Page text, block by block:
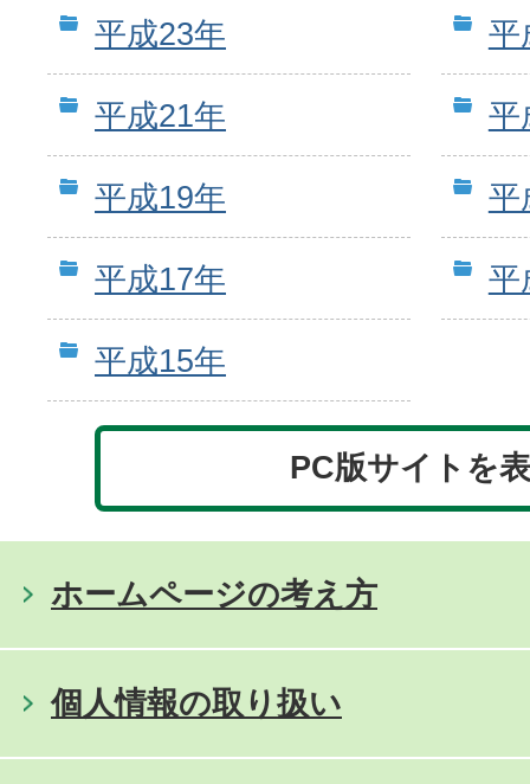
平成23年 平
平成21年 平
平成19年 平
平成17年 平
平成15年
PC版サイトを
ホームページの考え方
個人情報の取り扱い